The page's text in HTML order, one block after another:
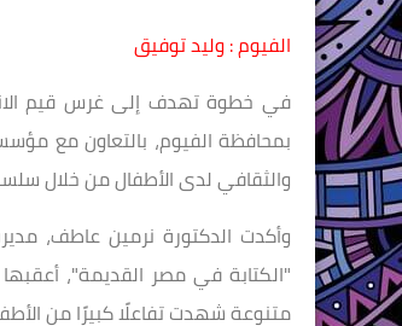
الفيوم : وليد توفيق
في خطوة تهدف إلى غرس قيم
بمحافظة الفيوم، بالتعاون مع
والثقافي لدى الأطفال من خلال
وأكدت الدكتورة نرمين عاطف،
"الكتابة في مصر القديمة"،
متنوعة شهدت تفاعلًا كبيرًا من